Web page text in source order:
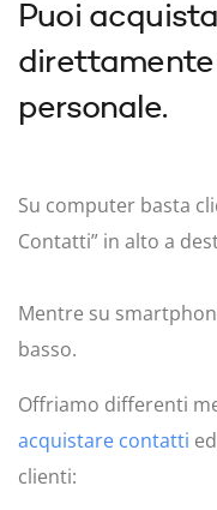
Puoi
personale.
Su computer basta
Contatti” in alto a
Mentre su
basso.
Offriamo differenti
acquistare contatti
clienti: